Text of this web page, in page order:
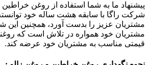
پیشنهاد ما به شما استفاده از روغن خراطین
شرکت راگا با سابقه هشت ساله خود
مشتریان عزیز را بدست آورد، همچنین
مشتریان خود همواره در تلاش است که
قیمتی مناسب به مشتریان خود عرضه کند.